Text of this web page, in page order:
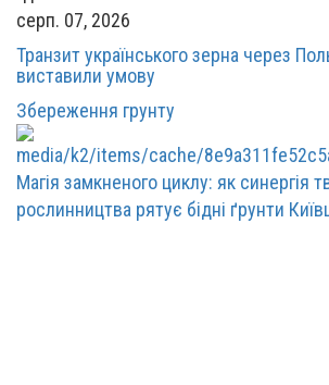
серп. 07, 2026
Транзит українського зерна через
виставили умову
Збереження грунту
Магія замкненого циклу: як синергія
рослинництва рятує бідні ґрунти